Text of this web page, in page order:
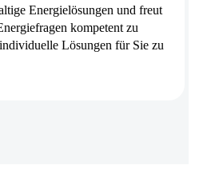
Energielösungen und freut
kompetent zu
Lösungen für Sie zu